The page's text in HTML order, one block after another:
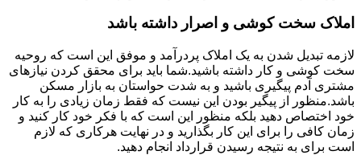
املاک سخت کوشی و اصرار داشته باشد
لازمه تبدیل شدن به یک املاک پردرآمد و موفق این است که روحیه
سخت کوشی و کار داشته باشید.شما باید برای محقق کردن نیازهای
مشتری آدم پیگیری باشید و به شدت حواستان به بازار مسکن
باشد.منظور از پیگیر بودن این نیست که فقط زمان زیادی را به کار
خود اختصاص دهید بلکه منظور این است که با فکر خود کار کنید و
زمان کافی را برای این کار بگذارید و در نهایت هرکاری که لازم
است برای به نتیجه رسیدن قرارداد انجام دهید.